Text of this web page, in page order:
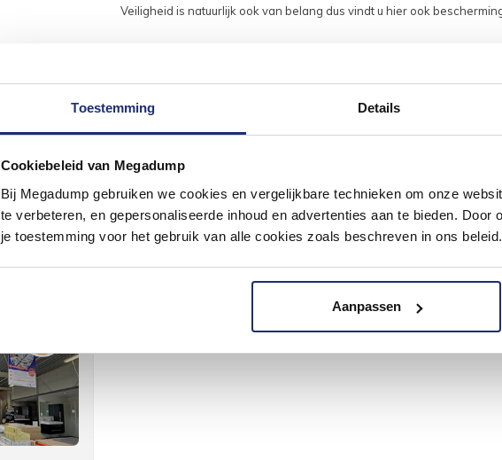
Toestemming Details
Cookiebeleid van Megadump
Bij Megadump gebruiken we cookies en vergelijkbare technieken om onze
te verbeteren, en gepersonaliseerde inhoud en advertenties aan te bieden.
je toestemming voor het gebruik van alle cookies zoals beschreven in ons beleid.
Aanpassen
Veiligheid is natuurlijk ook van belang dus vindt u hier ook